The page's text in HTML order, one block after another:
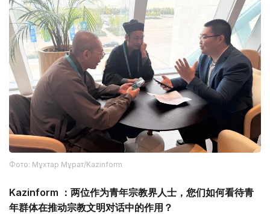
Фото: Мұхтар Мұрат/Kazinform
Kazinform ：两位作为青年宗教界人士，您们如何看待青
年群体在推动宗教文明对话中的作用？